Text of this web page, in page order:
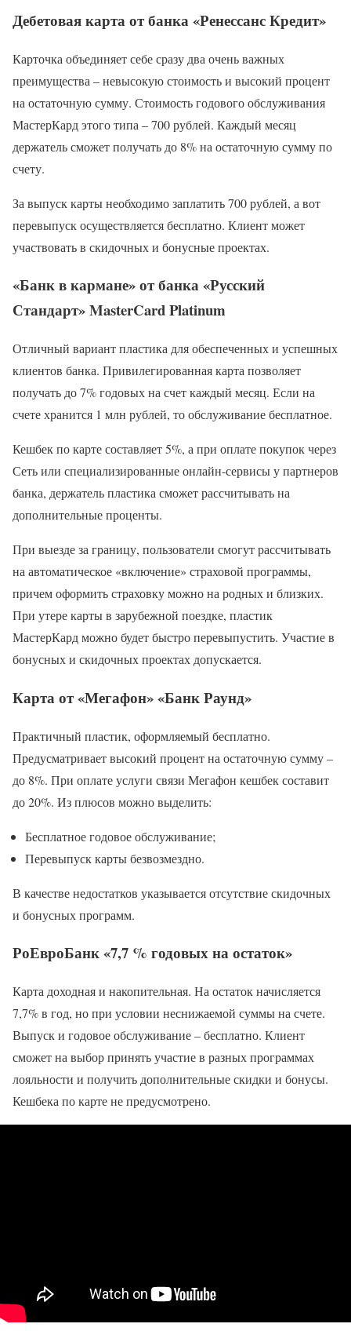
Дебетовая карта от банка «Ренессанс Кредит»
Карточка объединяет себе сразу два очень важных
преимущества – невысокую стоимость и высокий процент
на остаточную сумму. Стоимость годового обслуживания
МастерКард этого типа – 700 рублей. Каждый месяц
держатель сможет получать до 8% на остаточную сумму по
счету.
За выпуск карты необходимо заплатить 700 рублей, а вот
перевыпуск осуществляется бесплатно. Клиент может
участвовать в скидочных и бонусные проектах.
«Банк в кармане» от банка «Русский
Стандарт» MasterCard Platinum
Отличный вариант пластика для обеспеченных и успешных
клиентов банка. Привилегированная карта позволяет
получать до 7% годовых на счет каждый месяц. Если на
счете хранится 1 млн рублей, то обслуживание бесплатное.
Кешбек по карте составляет 5%, а при оплате покупок через
Сеть или специализированные онлайн-сервисы у партнеров
банка, держатель пластика сможет рассчитывать на
дополнительные проценты.
При выезде за границу, пользователи смогут рассчитывать
на автоматическое «включение» страховой программы,
причем оформить страховку можно на родных и близких.
При утере карты в зарубежной поездке, пластик
МастерКард можно будет быстро перевыпустить. Участие в
бонусных и скидочных проектах допускается.
Карта от «Мегафон» «Банк Раунд»
Практичный пластик, оформляемый бесплатно.
Предусматривает высокий процент на остаточную сумму –
до 8%. При оплате услуги связи Мегафон кешбек составит
до 20%. Из плюсов можно выделить:
Бесплатное годовое обслуживание;
Перевыпуск карты безвозмездно.
В качестве недостатков указывается отсутствие скидочных
и бонусных программ.
РоЕвроБанк «7,7 % годовых на остаток»
Карта доходная и накопительная. На остаток начисляется
7,7% в год, но при условии неснижаемой суммы на счете.
Выпуск и годовое обслуживание – бесплатно. Клиент
сможет на выбор принять участие в разных программах
лояльности и получить дополнительные скидки и бонусы.
Кешбека по карте не предусмотрено.